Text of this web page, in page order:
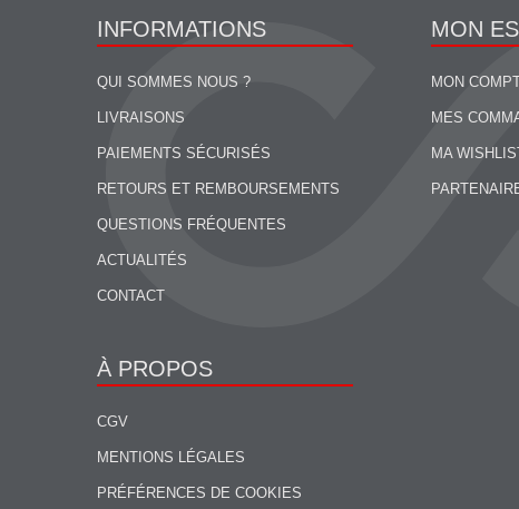
INFORMATIONS
QUI SOMMES NOUS ?
LIVRAISONS
PAIEMENTS SÉCURISÉS
RETOURS ET REMBOURSEMENTS
QUESTIONS FRÉQUENTES
ACTUALITÉS
CONTACT
À PROPOS
CGV
MENTIONS LÉGALES
PRÉFÉRENCES DE COOKIES
MON
MON
MES
MA